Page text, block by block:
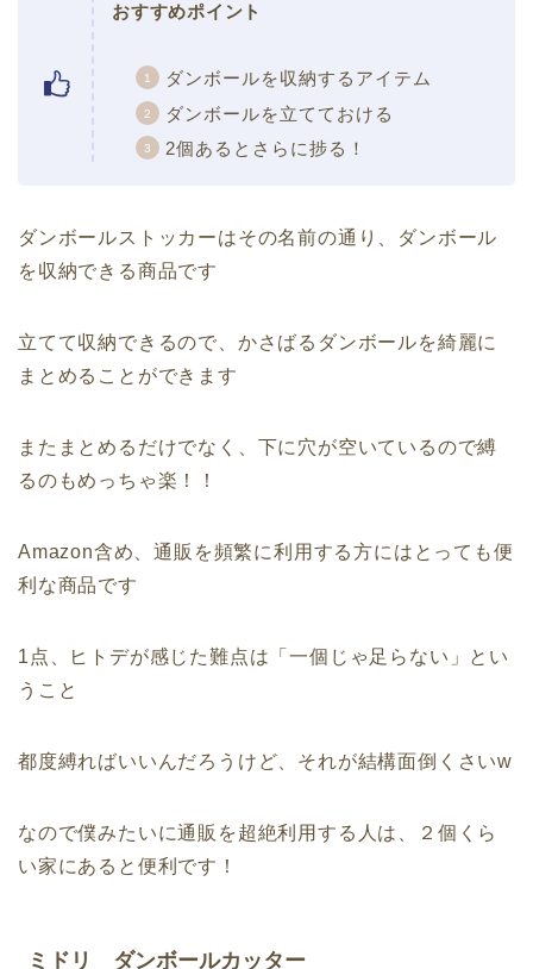
おすすめポイント
ダンボールを収納するアイテム
ダンボールを立てておける
2個あるとさらに捗る！
ダンボールストッカーはその名前の通り、ダンボール
を収納できる商品です
立てて収納できるので、かさばるダンボールを綺麗に
まとめることができます
またまとめるだけでなく、下に穴が空いているので縛
るのもめっちゃ楽！！
Amazon含め、通販を頻繁に利用する方にはとっても便
利な商品です
1点、ヒトデが感じた難点は「一個じゃ足らない」とい
うこと
都度縛ればいいんだろうけど、それが結構面倒くさいw
なので僕みたいに通販を超絶利用する人は、２個くら
い家にあると便利です！
ミドリ ダンボールカッター